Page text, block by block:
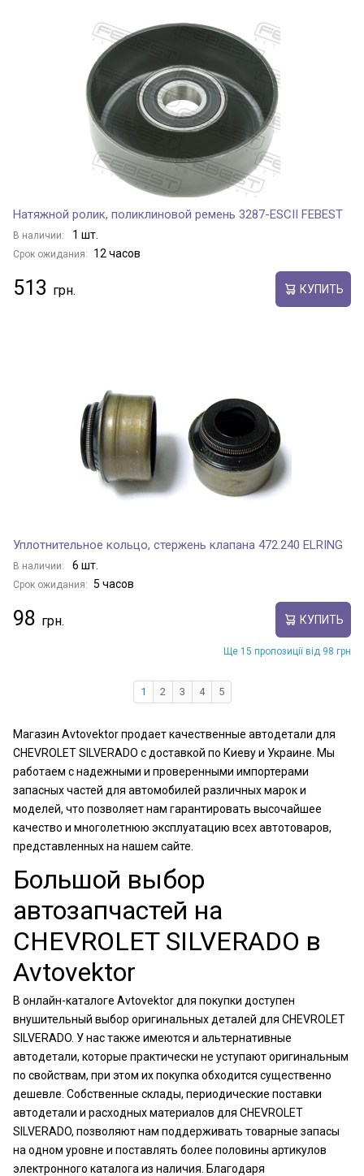
Натяжной ролик, поликлиновой ремень 3287-ESCII FEBEST
В наличии: 1 шт.
Срок ожидания: 12 часов
513 КУПИТЬ
Уплотнительное кольцо, стержень клапана 472.240 ELRING
В наличии: 6 шт.
Срок ожидания: 5 часов
98 КУПИТЬ
Ще 15 пропозиції від 98 грн
1 2 3 4 5
Магазин Avtovektor продает качественные автодетали для
CHEVROLET SILVERADO с доставкой по Киеву и Украине. Мы
работаем с надежными и проверенными импортерами
запасных частей для автомобилей различных марок и
моделей, что позволяет нам гарантировать высочайшее
качество и многолетнюю эксплуатацию всех автотоваров,
представленных на нашем сайте.
Большой выбор
автозапчастей на
CHEVROLET SILVERADO в
Avtovektor
В онлайн-каталоге Avtovektor для покупки доступен
внушительный выбор оригинальных деталей для CHEVROLET
SILVERADO. У нас также имеются и альтернативные
автодетали, которые практически не уступают оригинальным
по свойствам, при этом их покупка обходится существенно
дешевле. Собственные склады, периодические поставки
автодетали и расходных материалов для CHEVROLET
SILVERADO, позволяют нам поддерживать товарные запасы
на одном уровне и поставлять более половины артикулов
электронного каталога из наличия. Благодаря